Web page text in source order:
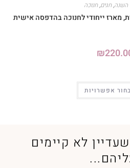
השנה,חגים,חנוכה
מארז ייחודי לחנוכה בהדפסה אישית
₪
אפשרויות
לא קיימים